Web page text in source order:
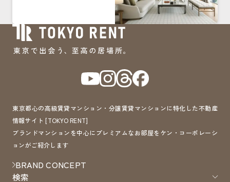
東京都心の高級賃貸マンション・分譲賃貸マンションに特化した不動産
情報サイト [TOKYO RENT]
ブランドマンションを中心にプレミアムなお部屋をケン・コーポレーシ
ョンがご紹介します
BRAND CONCEPT
検索